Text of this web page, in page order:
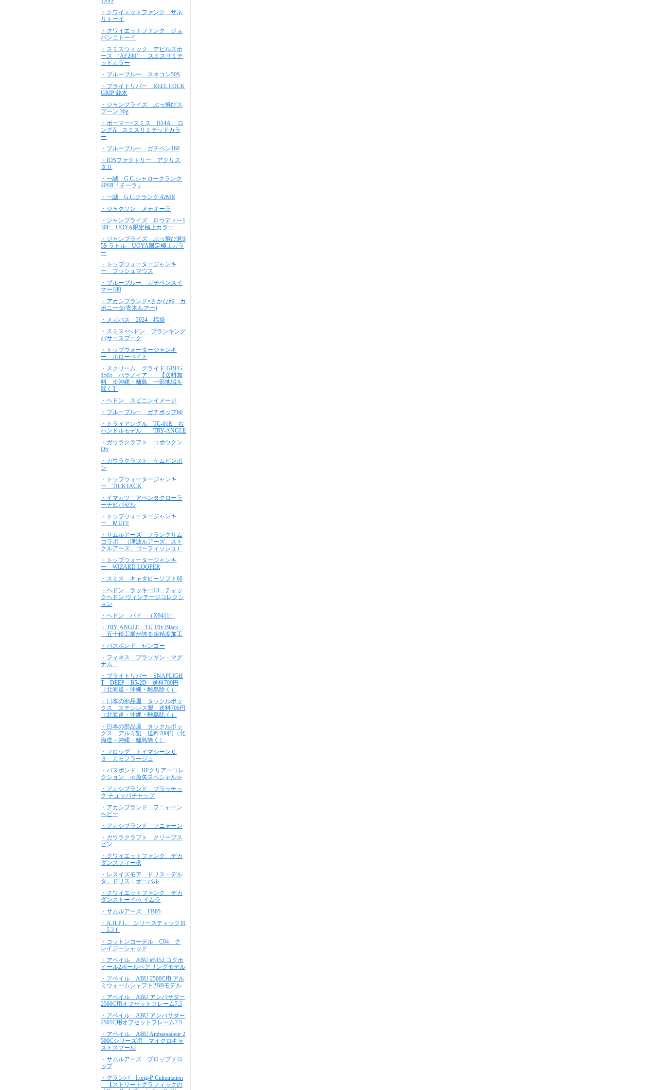
・クワイエットファンク ザネ
リトーイ
・クワイエットファンク ジョ
バンニトーイ
・スミスウィック デビルズホ
ース （AF200） スミスリミテ
ッドカラー
・ブルーブルー スネコン50S
・ブライトリバー REEL LOCK
GRIP 銘木
・ジャンプライズ ぶっ飛びス
プーン 30g
・ボーマー×スミス B14A ロ
ングA スミスリミテッドカラ
ー
・ブルーブルー ガチペン160
・IOSファクトリー アクリス
タⅡ
・一誠 G.C.シャロークランク
40SR「チーラ」
・一誠 G.C.クランク 42MR
・ジャクソン メテオーラ
・ジャンプライズ ロウディー1
30F UOYA限定極上カラー
・ジャンプライズ ぶっ飛び君9
5S ラトル UOYA限定極上カラ
ー
・トップウォータージャンキ
ー ブッシュマウス
・ブルーブルー ガチペンスイ
マー180
・アカシブランド×さかな部 カ
ポニータ(寄木ルアー)
・メガバス 2024 福袋
・スミス×ヘドン プランキング
バサースプーク
・トップウォータージャンキ
ー ホローペイト
・スクリーム グライド GBEG-
1505 パラノイア 【送料無
料 ※沖縄・離島、一部地域を
除く】
・ヘドン スピニンイメージ
・ブルーブルー ガチポップ60
・トライアングル TC-01R 右
ハンドルモデル TRY-ANGLE
・ガウラクラフト コボウクン
DS
・ガウラクラフト ケムピンポ
ン
・トップウォータージャンキ
ー TICKTACK
・イマカツ アベンタクローラ
ーチビバゼル
・トップウォータージャンキ
ー ＭUFF
・サムルアーズ フランクサム
コラボ （津波ルアーズ、スト
クルアーズ、ゴーフィッシュ）
・トップウォータージャンキ
ー WIZARD LOOPER
・スミス キャタピーソフト60
・ヘドン ラッキー13 チャッ
クヘドン ヴィンテージコレクシ
ョン
・ヘドン バド （X9411）
・TRY-ANGLE TU-01v Black
五十鈴工業が誇る超精度加工
・バスポンド ゼンゴー
・フィネス プラッギン・マグ
ナム
・ブライトリバー SNAPLIGH
T DEEP B5-2D 送料700円
（北海道・沖縄・離島除く）
・日本の部品屋 タックルボッ
クス ステンレス製 送料700円
（北海道・沖縄・離島除く）
・日本の部品屋 タックルボッ
クス アルミ製 送料700円（北
海道・沖縄・離島除く）
・フロッグ トイマシーン０
３ カモフラージュ
・バスポンド BPクリアーコレ
クション ≪魚矢スペシャル≫
・アカシブランド プラッチッ
ク チュッパチャップ
・アカシブランド フニャーン
ヘビー
・アカシブランド フニャーン
・ガウラクラフト クリープス
ピン
・クワイエットファンク デカ
ダンスフィー/R
・レスイズモア ドリス・デル
タ、ドリス・オーバル
・クワイエットファンク デカ
ダンストーイ/ケイムラ
・サムルアーズ FB65
・A.H.P.L. シリースティックⅢ
5.3ｆ
・コットンコーデル C04 ク
レイジーシャッド
・アベイル ABU #5152 コグホ
イール2ボールベアリングモデル
・アベイル ABU 2500C用 アル
ミウォームシャフト2BBモデル
・アベイル ABU アンバサダー
2500C用オフセットフレーム7.5
・アベイル ABU アンバサダー
2501C用オフセットフレーム7.5
・アベイル ABU Ambassadeur 2
500Cシリーズ用 マイクロキャ
ストスプール
・サムルアーズ プロップドロ
ップ
・グランパ Long-P Culmination
【ストリートグラフィックの